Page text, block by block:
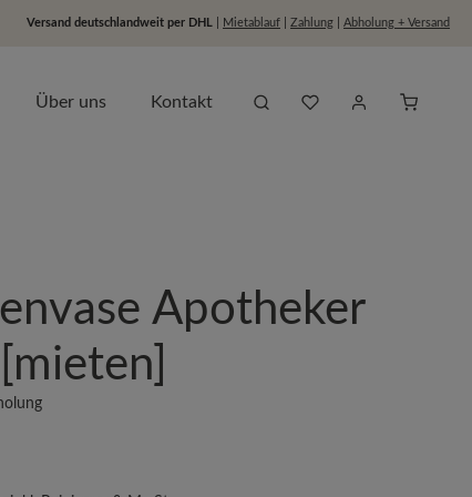
Versand deutschlandweit per DHL Mietablauf Zahlung Abholung + Versand
Über uns Kontakt
Apotheker